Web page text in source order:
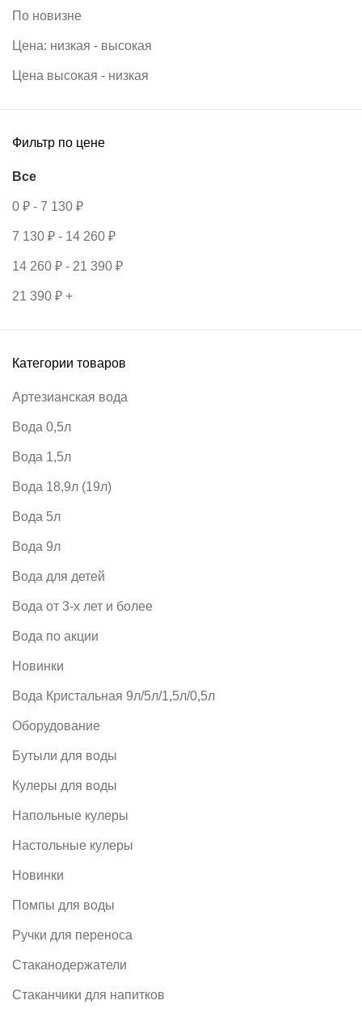
По новизне
Цена: низкая - высокая
Цена высокая - низкая
Фильтр по цене
Все
0 ₽ - 7 130 ₽
7 130 ₽ - 14 260 ₽
14 260 ₽ - 21 390 ₽
21 390 ₽ +
Категории товаров
Артезианская вода
Вода 0,5л
Вода 1,5л
Вода 18,9л (19л)
Вода 5л
Вода 9л
Вода для детей
Вода от 3-х лет и более
Вода по акции
Новинки
Вода Кристальная 9л/5л/1,5л/0,5л
Оборудование
Бутыли для воды
Кулеры для воды
Напольные кулеры
Настольные кулеры
Новинки
Помпы для воды
Ручки для переноса
Стаканодержатели
Стаканчики для напитков